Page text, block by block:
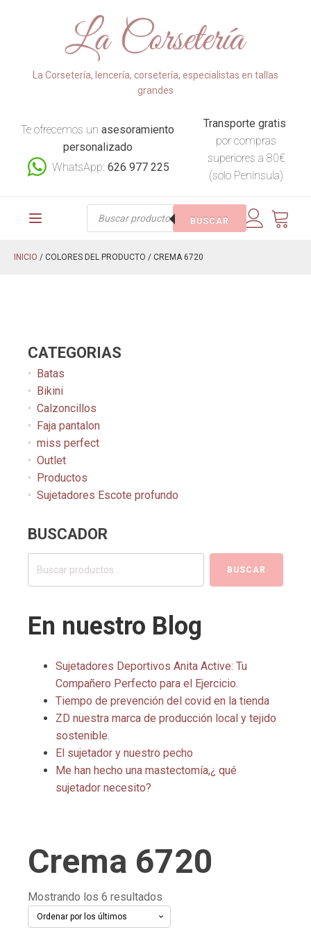
La Corsetería, lencería, corsetería, especialistas en tallas
grandes
Te ofrecemos unasesoramiento
personalizado
WhatsApp:626 977 225
Transporte gratis
por compras
superiores a 80€
(solo Península)
Búsqueda
BUSCAR
INICIO / COLORES DEL PRODUCTO / CREMA 6720
CATEGORIAS
Batas
Bikini
Calzoncillos
Faja pantalon
miss perfect
Outlet
Productos
Sujetadores Escote profundo
BUSCADOR
Buscar
BUSCAR
En nuestro Blog
Sujetadores Deportivos Anita Active: Tu
Compañero Perfecto para el Ejercicio.
Tiempo de prevención del covid en la tienda
ZD nuestra marca de producción local y tejido
sostenible.
El sujetador y nuestro pecho
Me han hecho una mastectomía,¿ qué
sujetador necesito?
Crema 6720
Mostrando los 6 resultados
por
los